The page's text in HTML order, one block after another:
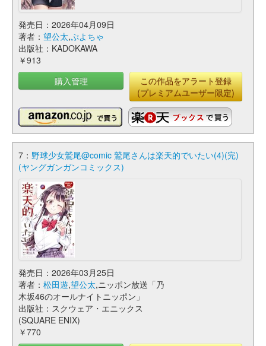
発売日：2026年04月09日
著者： 望公太,ぷよちゃ
出版社：KADOKAWA
￥913
購入管理
この作品をアラート登録
(プレミアムユーザー限定)
7： 野球少女鷲尾@comic 鷲尾さんは楽天的でいたい(4)(完)
(ヤングガンガンコミックス)
発売日：2026年03月25日
著者： 松田遊,望公太,ニッポン放送「乃
木坂46のオールナイトニッポン」
出版社：スクウェア・エニックス
(SQUARE ENIX)
￥770